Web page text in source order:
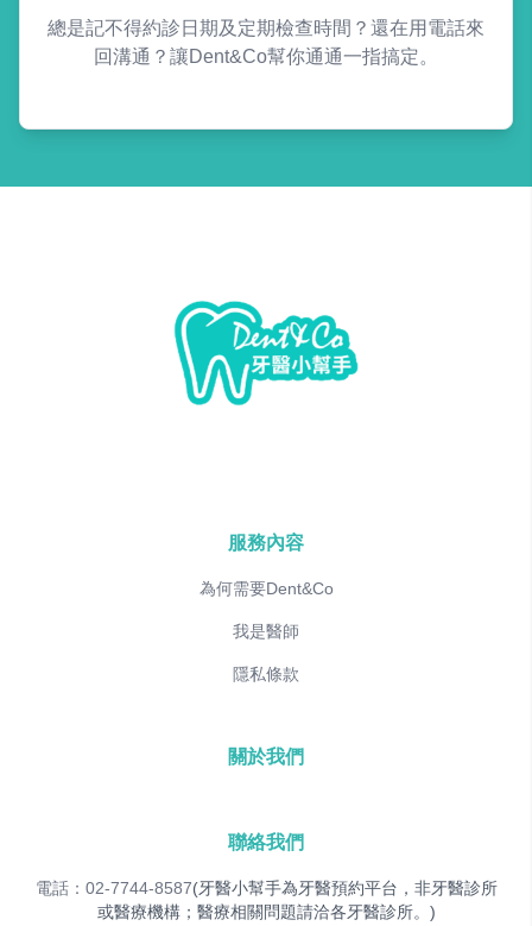
總是記不得約診日期及定期檢查時間？還在用電話來
回溝通？讓Dent&Co幫你通通一指搞定。
服務內容
為何需要Dent&Co
我是醫師
隱私條款
關於我們
聯絡我們
電話：02-7744-8587(牙醫小幫手為牙醫預約平台，非牙醫診所
或醫療機構；醫療相關問題請洽各牙醫診所。)